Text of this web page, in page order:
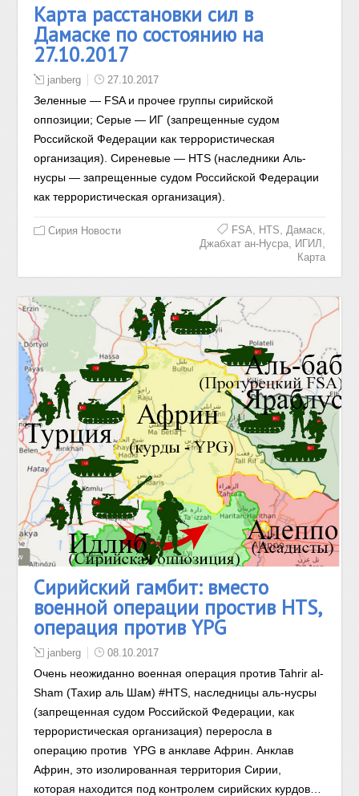
Карта расстановки сил в
Дамаске по состоянию на
27.10.2017
janberg 27.10.2017
Зеленные — FSA и прочее группы сирийской
оппозиции; Серые — ИГ (запрещенные судом
Российской Федерации как террористическая
организация). Сиреневые — HTS (наследники Аль-
нусры — запрещенные судом Российской Федерации
как террористическая организация).
Сирия Новости FSA HTS Дамаск,
Джабхат ан-Нусра, ИГИЛ
Карта
Сирийский гамбит: вместо
военной операции простив HTS,
операция против YPG
janberg 08.10.2017
Очень неожиданно военная операция против Tahrir al-
Sham (Тахир аль Шам) #HTS, наследницы аль-нусры
(запрещенная судом Российской Федерации, как
террористическая организация) переросла в
операцию против YPG в анклаве Африн. Анклав
Африн, это изолированная территория Сирии,
которая находится под контролем сирийских курдов…